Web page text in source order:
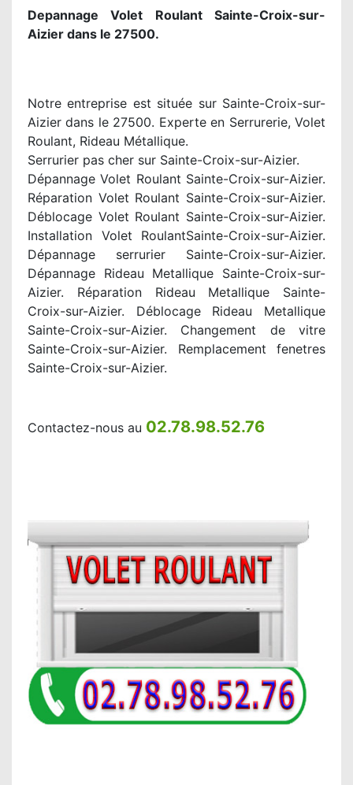
Depannage Volet Roulant Sainte-Croix-sur-
Aizier dans le 27500.
Notre entreprise est située sur Sainte-Croix-sur-
Aizier dans le 27500. Experte en Serrurerie, Volet
Roulant, Rideau Métallique.
Serrurier pas cher sur Sainte-Croix-sur-Aizier.
Dépannage Volet Roulant Sainte-Croix-sur-Aizier.
Réparation Volet Roulant Sainte-Croix-sur-Aizier.
Déblocage Volet Roulant Sainte-Croix-sur-Aizier.
Installation Volet RoulantSainte-Croix-sur-Aizier.
Dépannage serrurier Sainte-Croix-sur-Aizier.
Dépannage Rideau Metallique Sainte-Croix-sur-
Aizier. Réparation Rideau Metallique Sainte-
Croix-sur-Aizier. Déblocage Rideau Metallique
Sainte-Croix-sur-Aizier. Changement de vitre
Sainte-Croix-sur-Aizier. Remplacement fenetres
Sainte-Croix-sur-Aizier.
Contactez-nous au 02.78.98.52.76